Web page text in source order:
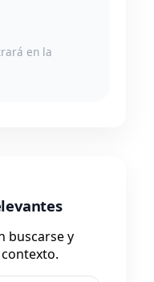
en la
buscarse y